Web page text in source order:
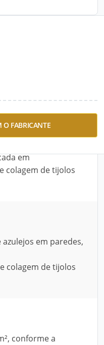
O FABRICANTE
base de cimento
para rejuntar
em
colagem de tijolos
em paredes,
colagem de tijolos
conforme a